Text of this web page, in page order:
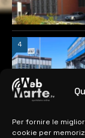
Per fornire le
cookie per
4
MAPPA DEL